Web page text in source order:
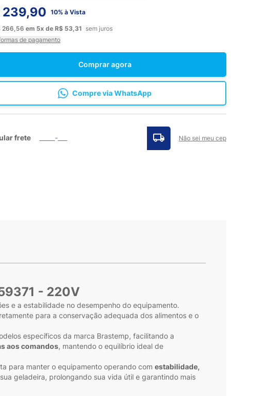
Comprar agora
239,90 10% à Vista
266,56 em 5x de R$ 53,31 sem juros
de pagamento
Compre via WhatsApp
frete Não sei meu cep
- 220V
e a estabilidade no desempenho do equipamento.
para a conservação adequada dos alimentos e o
específicos da marca Brastemp, facilitando a
aos comandos, mantendo o equilíbrio ideal de
para manter o equipamento operando com estabilidade,
geladeira, prolongando sua vida útil e garantindo mais